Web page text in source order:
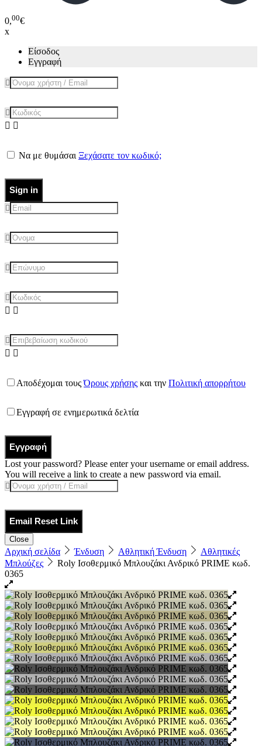
0,00€
x
Είσοδος
Εγγραφή
Να με θυμάσαι Ξεχάσατε τον κωδικό;
Sign in
Αποδέχομαι τουςΌρους χρήσης και την Πολιτική απορρήτου
Εγγραφή σε ενημερωτικά δελτία
Εγγραφή
Lost your password? Please enter your username or email address.
You will receive a link to create a new password via email.
Email Reset Link
Close
Αρχική σελίδα Ένδυση Αθλητική Ένδυση
Aθλητικές
Μπλούζες
Roly Ισοθερμικό Μπλουζάκι Ανδρικό PRIME κωδ.
0365